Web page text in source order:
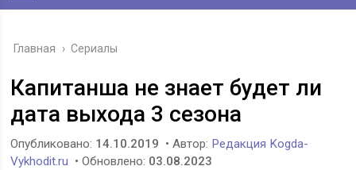
Главная › Сериалы
Капитанша не знает будет ли
дата выхода 3 сезона
Опубликовано: 14.10.2019 • Автор: Редакция Kogda-
Vykhodit.ru • Обновлено: 03.08.2023